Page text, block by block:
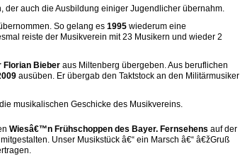
der auch die Ausbildung einiger Jugendlicher übernahm.
So gelang es 1995 wiederum eine
reiste der Musikverein mit 23 Musikern und wieder 2
Florian Bieber aus Miltenberg übergeben. Aus beruflichen
ausüben. Er übergab den Taktstock an den Militärmusiker
musikalischen Geschicke des Musikvereins.
Wiesâ€™n Frühschoppen des Bayer. Fernsehens auf der
mitgestalten. Unser Musikstück â€“ ein Marsch â€“ â€žGruß